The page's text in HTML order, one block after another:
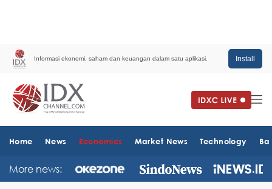
Informasi ekonomi, saham dan keuangan dalam satu aplikasi. Install
Home News Economics Market News Technology
More news: